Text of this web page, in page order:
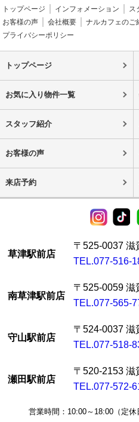
トップページ インフォメーション ス
お客様の声
会社概要 ナルカフェのご
プライバシーポリシー
トップページ
お気に入り物件一覧
スタッフ紹介
お客様の声
来店予約
草津駅前店
〒525-0037 滋
TEL.077-516-
南草津駅前店
〒525-0059 滋
TEL.077-565-
守山駅前店
〒524-0037 滋
TEL.077-518-
瀬田駅前店
〒520-2153 滋
TEL.077-572-
営業時間：10:00～18:00（定休